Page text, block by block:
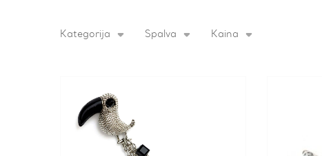
Kategorija Spalva Kaina